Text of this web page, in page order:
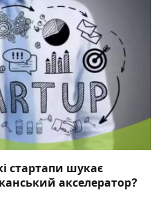
стартапи шукає
акселератор?